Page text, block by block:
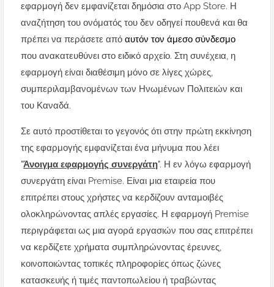
εφαρμογή δεν εμφανίζεται δημόσια στο App Store. Η
αναζήτηση του ονόματός του δεν οδηγεί πουθενά και θα
πρέπει να περάσετε από αυτόν τον άμεσο σύνδεσμο
που ανακατευθύνει στο ειδικό αρχείο. Στη συνέχεια, η
εφαρμογή είναι διαθέσιμη μόνο σε λίγες χώρες,
συμπεριλαμβανομένων των Ηνωμένων Πολιτειών και
του Καναδά.
Σε αυτό προστίθεται το γεγονός ότι στην πρώτη εκκίνηση
της εφαρμογής εμφανίζεται ένα μήνυμα που λέει
"Άνοιγμα εφαρμογής συνεργάτη". Η εν λόγω εφαρμογή
συνεργάτη είναι Premise. Είναι μια εταιρεία που
επιτρέπει στους χρήστες να κερδίζουν ανταμοιβές
ολοκληρώνοντας απλές εργασίες. Η εφαρμογή Premise
περιγράφεται ως μια αγορά εργασιών που σας επιτρέπει
να κερδίζετε χρήματα συμπληρώνοντας έρευνες,
κοινοποιώντας τοπικές πληροφορίες όπως ζώνες
κατασκευής ή τιμές παντοπωλείου ή τραβώντας